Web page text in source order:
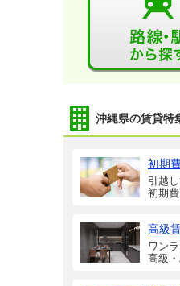
沖縄県の賃貸特
初期
引越
初期
高級
ワン
高級